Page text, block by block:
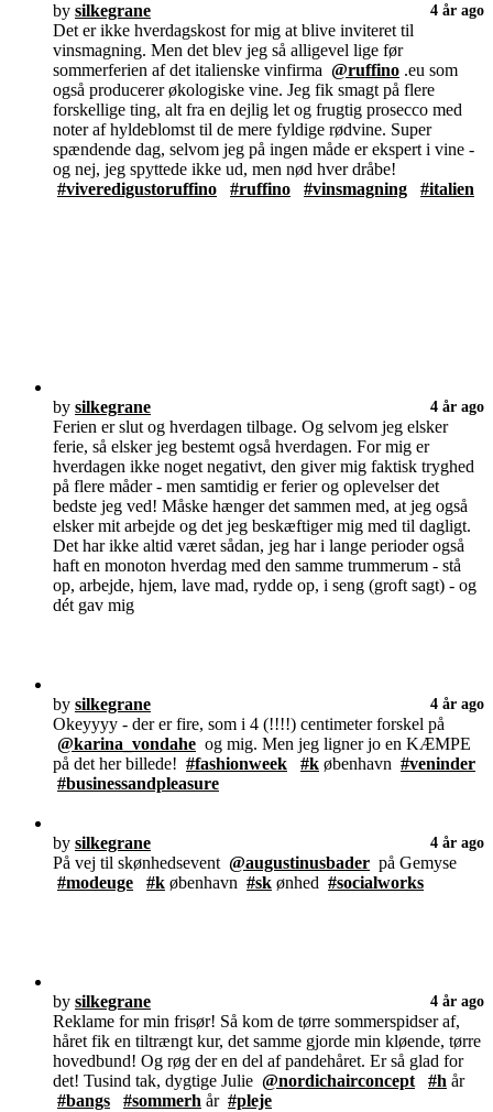
by silkegrane 4 år ago
Det er ikke hverdagskost for mig at blive inviteret til
vinsmagning. Men det blev jeg så alligevel lige før
sommerferien af det italienske vinfirma @ruffino .eu som
også producerer økologiske vine. Jeg fik smagt på flere
forskellige ting, alt fra en dejlig let og frugtig prosecco med
noter af hyldeblomst til de mere fyldige rødvine. Super
spændende dag, selvom jeg på ingen måde er ekspert i vine -
og nej, jeg spyttede ikke ud, men nød hver dråbe!
#viveredigustoruffino
#ruffino #vinsmagning #italien
by silkegrane 4 år ago
Ferien er slut og hverdagen tilbage. Og selvom jeg elsker
ferie, så elsker jeg bestemt også hverdagen. For mig er
hverdagen ikke noget negativt, den giver mig faktisk tryghed
på flere måder - men samtidig er ferier og oplevelser det
bedste jeg ved! Måske hænger det sammen med, at jeg også
elsker mit arbejde og det jeg beskæftiger mig med til dagligt.
Det har ikke altid været sådan, jeg har i lange perioder også
haft en monoton hverdag med den samme trummerum - stå
op, arbejde, hjem, lave mad, rydde op, i seng (groft sagt) - og
dét gav mig
by silkegrane 4 år ago
Okeyyyy - der er fire, som i 4 (!!!!) centimeter forskel på
@karina_vondahe og mig. Men jeg ligner jo en KÆMPE
på det her billede! #fashionweek #k øbenhavn #veninder
#businessandpleasure
by silkegrane 4 år ago
På vej til skønhedsevent @augustinusbader på Gemyse
#modeuge
#k øbenhavn #sk ønhed #socialworks
by silkegrane 4 år ago
Reklame for min frisør! Så kom de tørre sommerspidser af,
håret fik en tiltrængt kur, det samme gjorde min kløende, tørre
hovedbund! Og røg der en del af pandehåret. Er så glad for
det! Tusind tak, dygtige Julie @nordichairconcept #h år
#bangs
#sommerh år #pleje